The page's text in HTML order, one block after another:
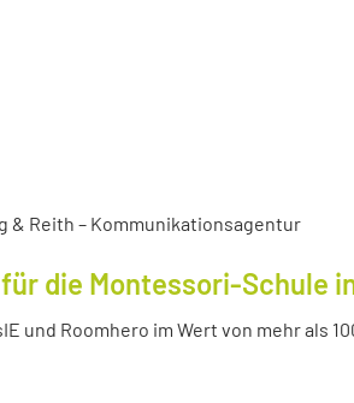
& Reith – Kommunikationsagentur
die Montessori-Schule
und Roomhero im Wert von mehr als